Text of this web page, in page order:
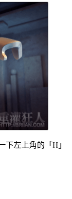
下左上角的「H」